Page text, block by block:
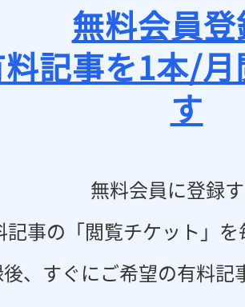
無料会員
記事を1本/
す
無料会員に登録
記事の「閲覧チケット」
、すぐにご希望の有料記